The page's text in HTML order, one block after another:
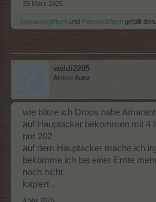
23 März 2025
biobauvegifrisch und Pandabärfarm gefällt dies.
waldi2205
Aktiver Autor
wie blitze ich Drops habe
auf Hauptacker bekommen mit 4
nur 202
auf dem Hauptacker mache ich
bekomme ich bei einer Ernte
noch nicht
kapiert .
4 Mai 2025